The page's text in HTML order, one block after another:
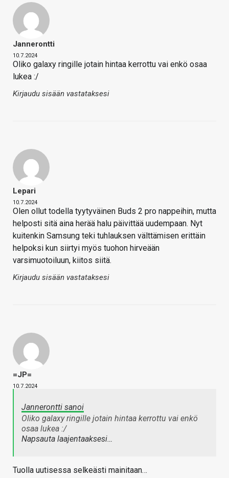
Jannerontti
10.7.2024
Oliko galaxy ringille jotain hintaa kerrottu vai enkö osaa
lukea :/
Kirjaudu sisään vastataksesi
Lepari
10.7.2024
Olen ollut todella tyytyväinen Buds 2 pro nappeihin, mutta
helposti sitä aina herää halu päivittää uudempaan. Nyt
kuitenkin Samsung teki tuhlauksen välttämisen erittäin
helpoksi kun siirtyi myös tuohon hirveään
varsimuotoiluun, kiitos siitä.
Kirjaudu sisään vastataksesi
=JP=
10.7.2024
Jannerontti sanoi
Oliko galaxy ringille jotain hintaa kerrottu vai enkö
osaa lukea :/
Napsauta laajentaaksesi…
Tuolla uutisessa selkeästi mainitaan…